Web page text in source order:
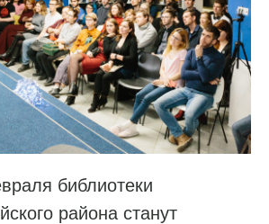
библиотеки
района станут